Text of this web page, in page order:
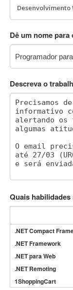
Dê um nome
Descreva o
Quais habilidades
.NET Compact
.NET Framework
.NET para Web
.NET Remoting
1ShoppingCart